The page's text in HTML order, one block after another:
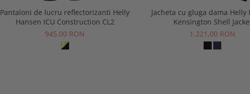
Pantaloni de lucru reflectorizanti Helly
Hansen ICU Construction CL2
945,00 RON
Jacheta cu gluga dama Helly
Kensington Shell
1.221,00 RON